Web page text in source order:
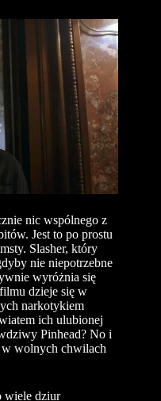
nic wspólnego z
Jest to po prostu
Slasher, który
nie niepotrzebne
wyróżnia się
dzieje się w
narkotykiem
ich ulubionej
Pinhead? No i
w wolnych chwilach
wiele dziur